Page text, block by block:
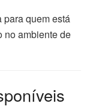
para quem está
no ambiente de